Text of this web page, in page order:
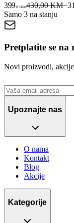
399 00KM430,00 KM−31
Samo 3 na stanju
Pretplatite se na
Novi proizvodi,
Upoznajte nas
O nama
Kontakt
Blog
Akcije
Kategorije